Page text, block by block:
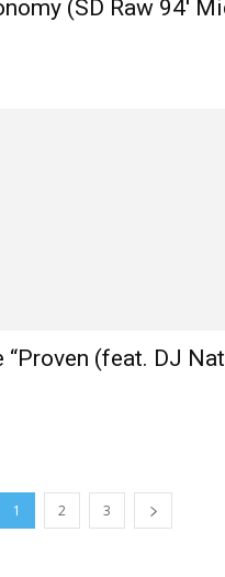
(SD Raw 94′
(feat. DJ
1 2 3